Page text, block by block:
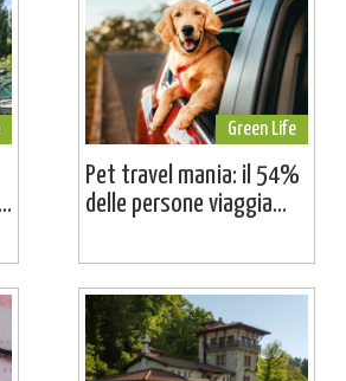
Green Life
Pet travel mania: il 54%
delle persone viaggia...